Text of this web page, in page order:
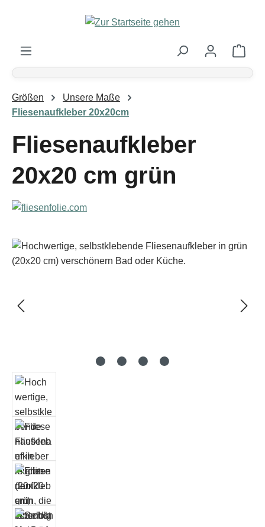
Zum Hauptinhalt springen
Größen
Unsere Maße
Fliesenaufkleber 20x20cm
Fliesenaufkleber
20x20 cm grün
Bildergalerie überspringen